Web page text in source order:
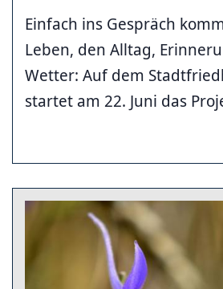
Einfach ins Gespräch
Leben, den Alltag,
Wetter: Auf dem
startet am 22. Juni das